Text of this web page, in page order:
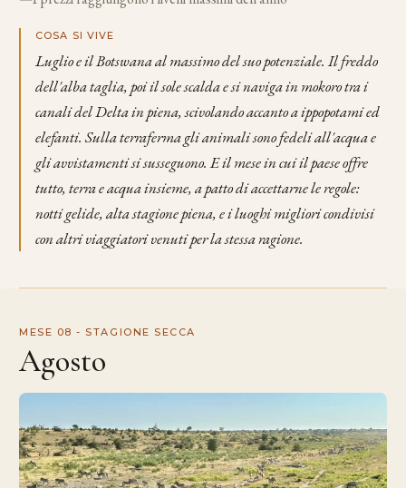
COSA SI VIVE
Luglio e il Botswana al massimo del suo potenziale. Il freddo
dell'alba taglia, poi il sole scalda e si naviga in mokoro tra i
canali del Delta in piena, scivolando accanto a ippopotami ed
elefanti. Sulla terraferma gli animali sono fedeli all'acqua e
gli avvistamenti si susseguono. E il mese in cui il paese offre
tutto, terra e acqua insieme, a patto di accettarne le regole:
notti gelide, alta stagione piena, e i luoghi migliori condivisi
con altri viaggiatori venuti per la stessa ragione.
MESE 08 - STAGIONE SECCA
Agosto